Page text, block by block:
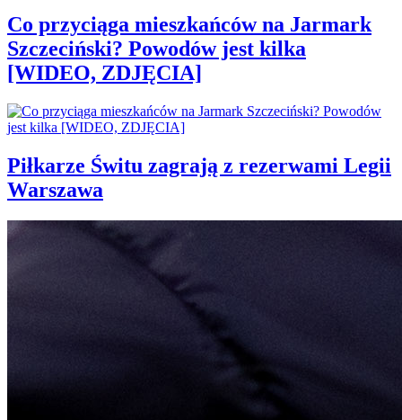
Co przyciąga mieszkańców na Jarmark
Szczeciński? Powodów jest kilka
[WIDEO, ZDJĘCIA]
Piłkarze Świtu zagrają z rezerwami Legii
Warszawa